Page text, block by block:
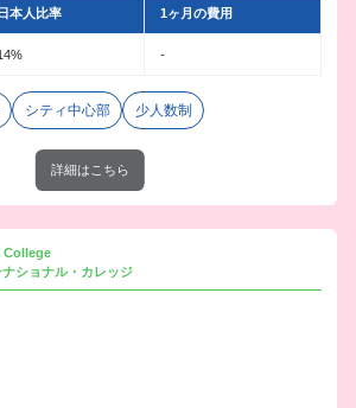
日本人比率 1ヶ月の費用
-
シティ中心部 少人数制
詳細はこちら
ショナル・カレッジ